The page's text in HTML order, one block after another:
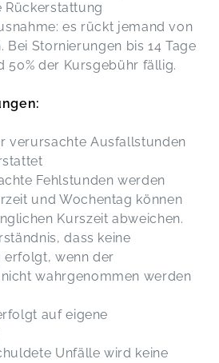
Rückerstattung
es rückt jemand von
Bei Stornierungen bis 14 Tage
50% der Kursgebühr fällig.
verursachte Ausfallstunden
Fehlstunden werden
und Wochentag können
Kurszeit abweichen.
dass keine
erfolgt, wenn der
wahrgenommen werden
auf eigene
Unfälle wird keine